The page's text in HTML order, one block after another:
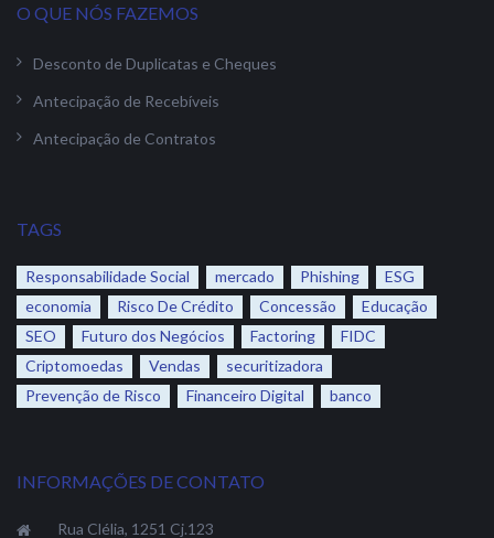
O QUE NÓS FAZEMOS
Desconto de Duplicatas e Cheques
Antecipação de Recebíveis
Antecipação de Contratos
TAGS
Responsabilidade Social mercado Phishing
ESG
economia
Risco De Crédito Concessão
Educação
SEO
Futuro dos Negócios Factoring
FIDC
Criptomoedas
Vendas
securitizadora
Prevenção de Risco
Financeiro Digital banco
INFORMAÇÕES DE CONTATO
Rua Clélia, 1251 Cj.123